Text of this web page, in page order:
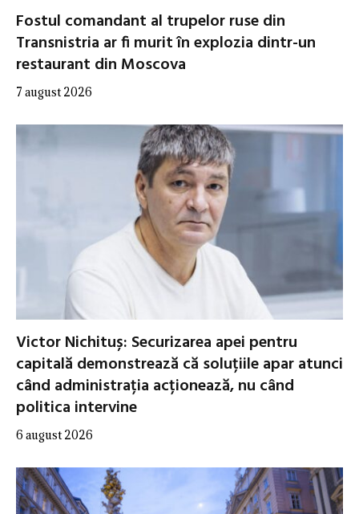
Fostul comandant al trupelor ruse din
Transnistria ar fi murit în explozia dintr-un
restaurant din Moscova
7 august 2026
Victor Nichituș: Securizarea apei pentru
capitală demonstrează că soluțiile apar atunci
când administrația acționează, nu când
politica intervine
6 august 2026